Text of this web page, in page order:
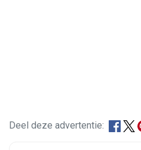
Deel deze advertentie: